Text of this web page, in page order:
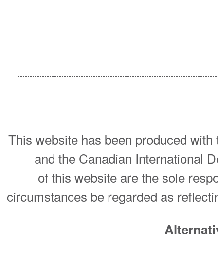
This website has been produced
and the Canadian International
of this website are the sole
circumstances be regarded as